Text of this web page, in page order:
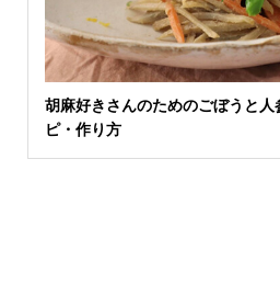
胡麻好きさんのためのごぼうと
ピ・作り方